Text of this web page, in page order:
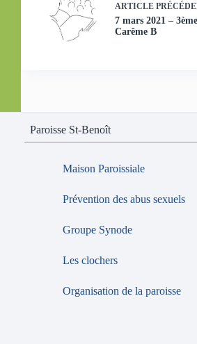
ARTICLE
7 mars 2021 –
Carême B
Paroisse St-Benoît
Maison Paroissiale
Prévention des abus sexuels
Groupe Synode
Les clochers
Organisation de la paroisse